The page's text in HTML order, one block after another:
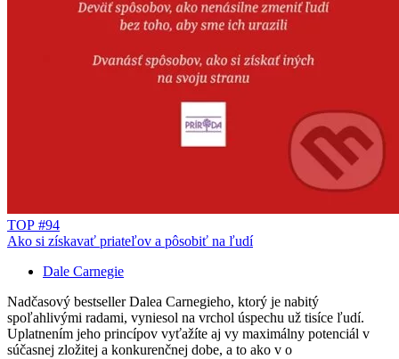
TOP #94
Ako si získavať priateľov a pôsobiť na ľudí
Dale Carnegie
Nadčasový bestseller Dalea Carnegieho, ktorý je nabitý
spoľahlivými radami, vyniesol na vrchol úspechu už tisíce ľudí.
Uplatnením jeho princípov vyťažíte aj vy maximálny potenciál v
súčasnej zložitej a konkurenčnej dobe, a to ako v o